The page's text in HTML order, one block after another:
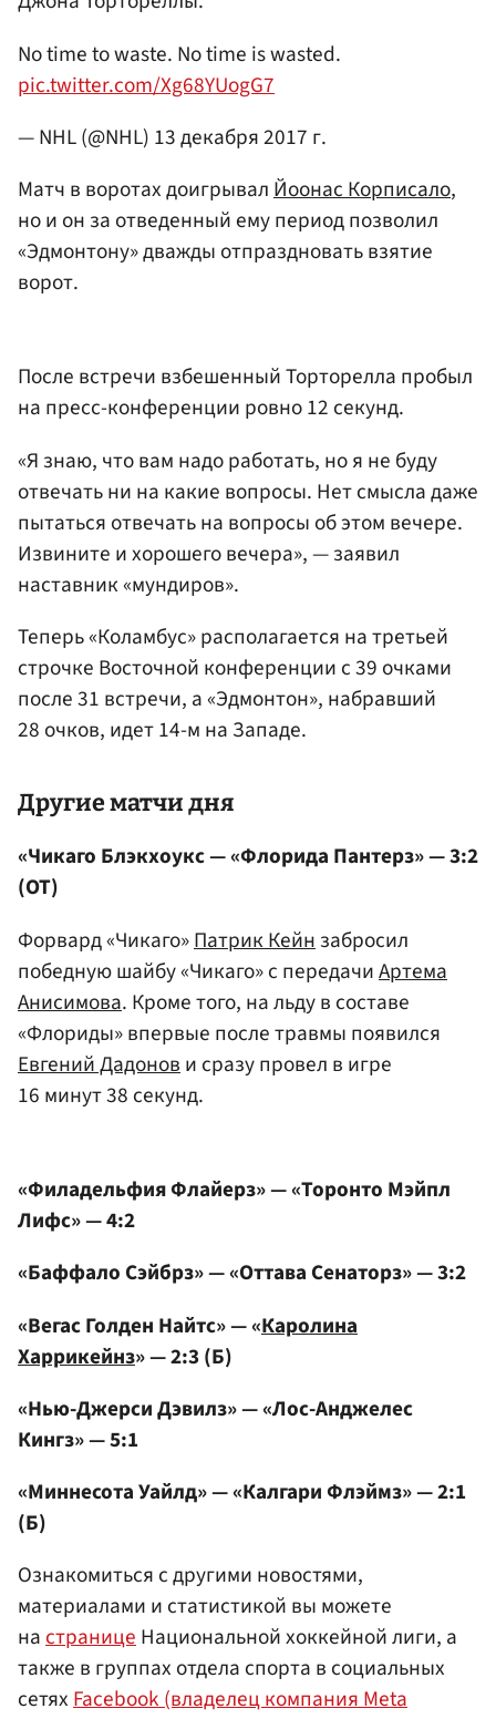
No time to waste. No time is wasted.
pic.twitter.com/Xg68YUogG7
— NHL (@NHL) 13 декабря 2017 г.
Матч в воротах доигрывалЙоонас Корписало,
но и он за отведенный ему период позволил
«Эдмонтону» дважды отпраздновать взятие
ворот.
После встречи взбешенный Торторелла пробыл
на пресс-конференции ровно 12 секунд.
«Я знаю, что вам надо работать, но я не буду
отвечать ни на какие вопросы. Нет смысла даже
пытаться отвечать на вопросы об этом вечере.
Извините и хорошего вечера», — заявил
наставник «мундиров».
Теперь «Коламбус» располагается на третьей
строчке Восточной конференции с 39 очками
после 31 встречи, а «Эдмонтон», набравший
28 очков, идет 14-м на Западе.
Другие матчи дня
«Чикаго Блэкхоукс — «Флорида Пантерз» — 3:2
(ОТ)
Форвард «Чикаго»Патрик Кейнзабросил
победную шайбу «Чикаго» с передачиАртема
Анисимова. Кроме того, на льду в составе
«Флориды» впервые после травмы появился
Евгений Дадонови сразу провел в игре
16 минут 38 секунд.
«Филадельфия Флайерз» — «Торонто Мэйпл
Лифс» — 4:2
«Баффало Сэйбрз» — «Оттава Сенаторз» — 3:2
«Вегас Голден Найтс» — «Каролина
Харрикейнз» — 2:3 (Б)
«Нью-Джерси Дэвилз» — «Лос-Анджелес
Кингз» — 5:1
«Миннесота Уайлд» — «Калгари Флэймз» — 2:1
(Б)
Ознакомиться с другими новостями,
материалами и статистикой вы можете
настраницеНациональной хоккейной лиги, а
также в группах отдела спорта в социальных
сетяхFacebook (владелец компания Meta